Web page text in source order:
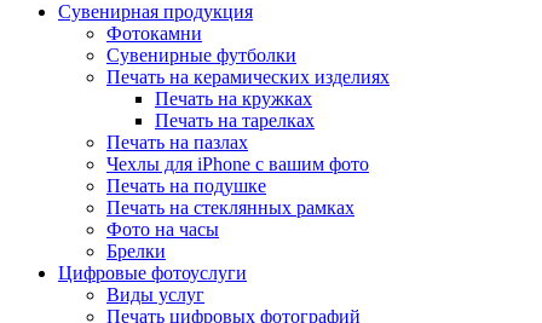
Сувенирная продукция
Фотокамни
Сувенирные футболки
Печать на керамических изделиях
Печать на кружках
Печать на тарелках
Печать на пазлах
Чехлы для iPhone с вашим фото
Печать на подушке
Печать на стеклянных рамках
Фото на часы
Брелки
Цифровые фотоуслуги
Виды услуг
Печать цифровых фотографий